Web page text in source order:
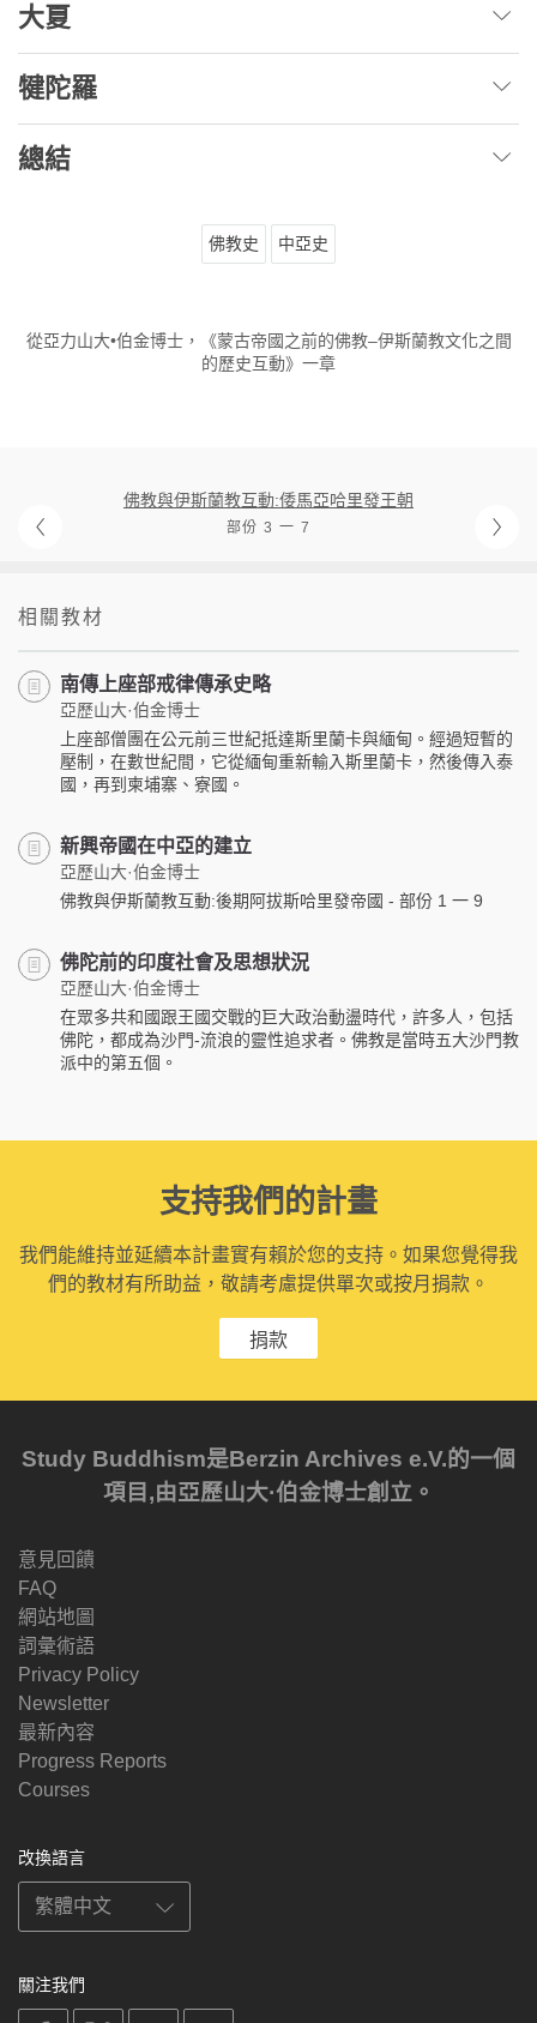
大夏
犍陀羅
總結
佛教史 中亞史
從亞力山大•伯金博士，《蒙古帝國之前的佛教–伊斯蘭教文化之間
的歷史互動》一章
佛教與伊斯蘭教互動:倭馬亞哈里發王朝
部份 3 一 7
相關教材
南傳上座部戒律傳承史略
亞歷山大·伯金博士
上座部僧團在公元前三世紀抵達斯里蘭卡與緬甸。經過短暫的
壓制，在數世紀間，它從緬甸重新輸入斯里蘭卡，然後傳入泰
國，再到柬埔寨、寮國。
新興帝國在中亞的建立
亞歷山大·伯金博士
佛教與伊斯蘭教互動:後期阿拔斯哈里發帝國 - 部份 1 一 9
佛陀前的印度社會及思想狀況
亞歷山大·伯金博士
在眾多共和國跟王國交戰的巨大政治動盪時代，許多人，包括
佛陀，都成為沙門-流浪的靈性追求者。佛教是當時五大沙門教
派中的第五個。
支持我們的計畫
我們能維持並延續本計畫實有賴於您的支持。如果您覺得我
們的教材有所助益，敬請考慮提供單次或按月捐款。
捐款
Study Buddhism是Berzin Archives e.V.的一個
項目,由亞歷山大·伯金博士創立。
意見回饋
FAQ
網站地圖
詞彙術語
Privacy Policy
Newsletter
最新內容
Progress Reports
Courses
改換語言
關注我們
on